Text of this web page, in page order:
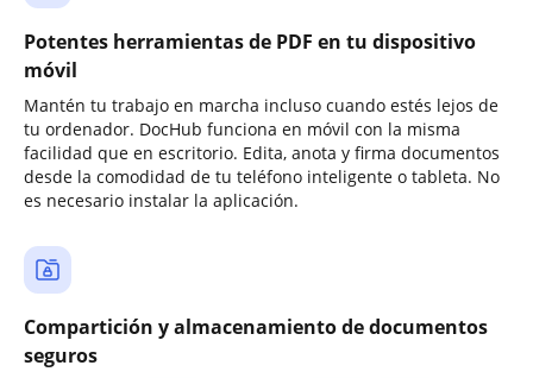
Potentes herramientas de PDF en tu dispositivo
móvil
Mantén tu trabajo en marcha incluso cuando estés lejos de
tu ordenador. DocHub funciona en móvil con la misma
facilidad que en escritorio. Edita, anota y firma documentos
desde la comodidad de tu teléfono inteligente o tableta. No
es necesario instalar la aplicación.
Compartición y almacenamiento de documentos
seguros